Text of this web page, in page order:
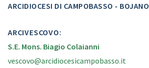
ARCIDIOCESI DI CAMPOBASSO - BOJANO
ARCIVESCOVO:
S.E. Mons. Biagio Colaianni
vescovo@arcidiocesicampobasso.it